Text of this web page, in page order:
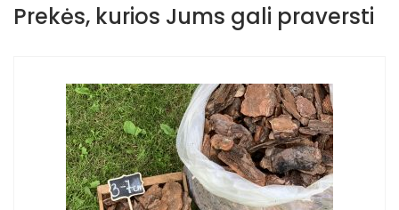
Prekės, kurios Jums gali praversti